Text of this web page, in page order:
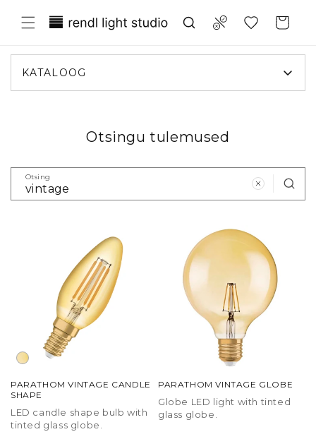
sisule
Compare
Translation missing:
et.general.wishlist.title
Ostukorv
KATALOOG
Otsingu tulemused
Otsing
PARATHOM VINTAGE CANDLE
SHAPE
LED candle shape bulb with
tinted glass globe.
PARATHOM VINTAGE GLOBE
Globe LED light with tinted
glass globe.